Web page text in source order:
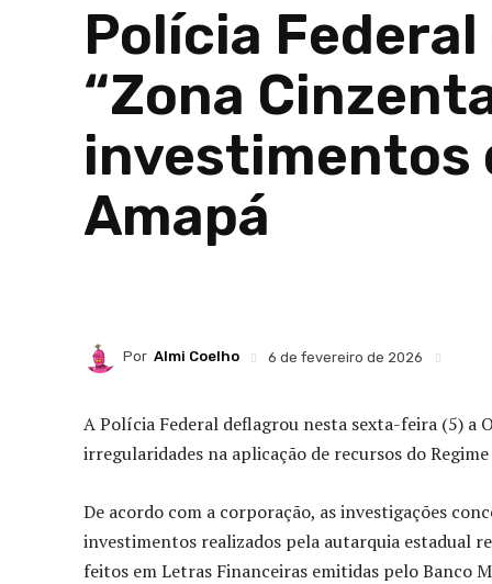
Polícia
“Zona
investimentos
Amapá
Por Almi Coelho 6 de fevereiro de 2026
A Polícia Federal deflagrou nesta sexta-feira (5) a
irregularidades na aplicação de recursos do
De acordo com a corporação, as investigações
investimentos realizados pela autarquia estadual
feitos em Letras Financeiras emitidas pelo Banco